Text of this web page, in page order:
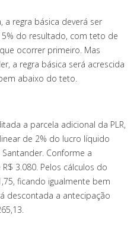
a regra básica deverá ser
do resultado, com teto de
ocorrer primeiro. Mas
a regra básica será acrescida
abaixo do teto.
a parcela adicional da PLR,
de 2% do lucro líquido
Conforme a
3.080. Pelos cálculos do
ficando igualmente bem
descontada a antecipação